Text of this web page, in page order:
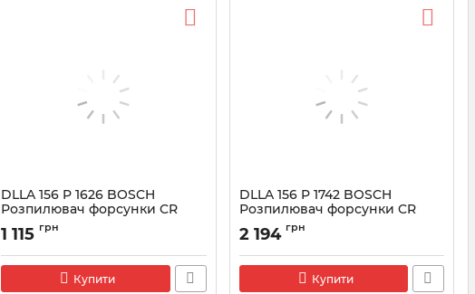
DLLA 156 P 1626 BOSCH
Розпилювач форсунки CR
0433171994
Артикул:
1 115 грн
Купити
DLLA 156 P 1742 BOSCH
Розпилювач форсунки CR
0433172065
Артикул:
2 194 грн
Купити